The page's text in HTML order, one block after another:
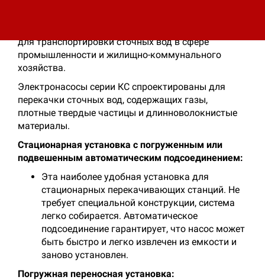
для транспортировки сточных вод в сфере
промышленности и жилищно-коммунального
хозяйства.
Электронасосы серии КС спроектированы для
перекачки сточных вод, содержащих газы,
плотные твердые частицы и длинноволокнистые
материалы.
Стационарная установка с погруженным или
подвешенным автоматическим подсоединением:
Эта наиболее удобная установка для
стационарных перекачивающих станций. Не
требует специальной конструкции, система
легко собирается. Автоматическое
подсоединение гарантирует, что насос может
быть быстро и легко извлечен из емкости и
заново установлен.
Погружная переносная установка: